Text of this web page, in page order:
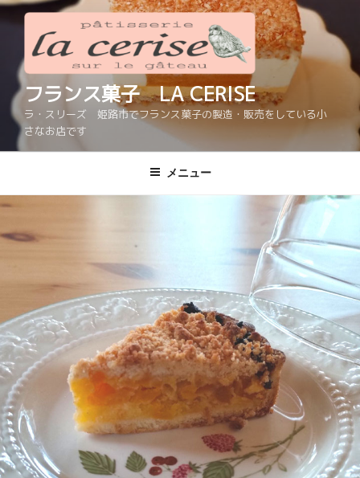
コ
へ
フランス菓子 LA CERISE
ラ・スリーズ 姫路市でフランス菓子の製造・販売をしている小
さなお店です
メニュー